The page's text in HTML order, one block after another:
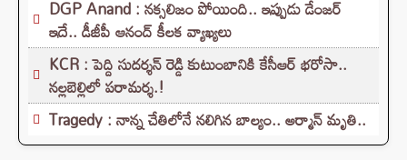
DGP Anand : నక్సలిజం పోయింది.. ఇప్పుడు డేంజర్
ఇదే.. డీజీపీ ఆనంద్ కీలక వ్యాఖ్యలు
KCR : పెద్ది సుదర్శన్ రెడ్డి కుటుంబానికి కేసీఆర్ భరోసా..
నల్లబెల్లిలో పరామర్శ.!
Tragedy : నాన్న చేతిలోనే నలిగిన బాల్యం.. అర్మాన్ మృతి..